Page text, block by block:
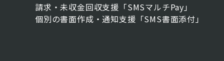
請求・未収金回収支援「SMSマルチPay」
個別の書面作成・通知支援「SMS書面添付」